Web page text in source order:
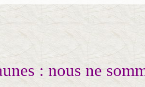
: nous ne